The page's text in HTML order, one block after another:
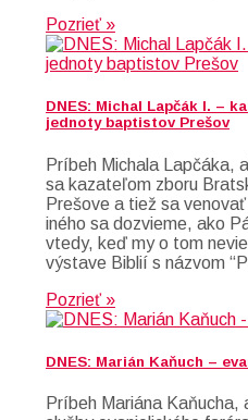
Pozrieť »
DNES: Michal Lapčák I. –
jednoty baptistov Prešov
Príbeh Michala Lapčáka,
sa kazateľom zboru
Prešove a tiež sa
iného sa dozvieme, ako
vtedy, keď my o tom
výstave Biblií s názvom
Pozrieť »
DNES: Marián Kaňuch –
Príbeh Mariána Kaňucha,